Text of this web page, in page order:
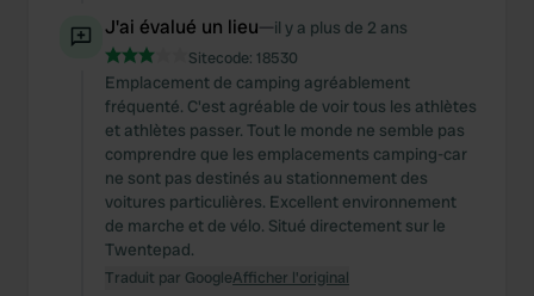
J'ai évalué un lieu—il y a plus de 2 ans
Sitecode: 18530
Emplacement de camping agréablement
fréquenté. C'est agréable de voir tous les athlètes
et athlètes passer. Tout le monde ne semble pas
comprendre que les emplacements camping-car
ne sont pas destinés au stationnement des
voitures particulières. Excellent environnement
de marche et de vélo. Situé directement sur le
Twentepad.
Traduit par GoogleAfficher l'original